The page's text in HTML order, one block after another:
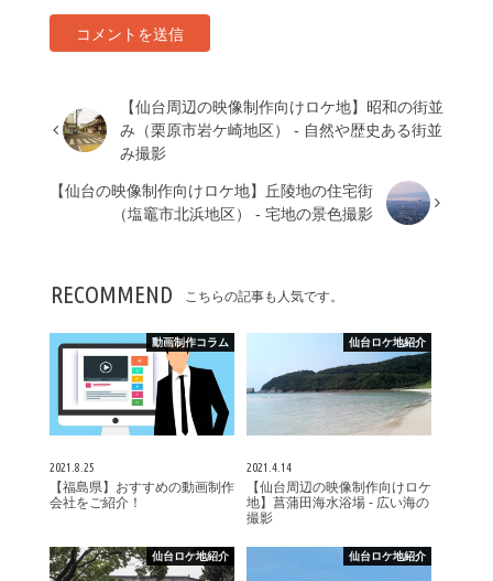
【仙台周辺の映像制作向けロケ地】昭和の街並
み（栗原市岩ケ崎地区） - 自然や歴史ある街並
み撮影
【仙台の映像制作向けロケ地】丘陵地の住宅街
（塩竈市北浜地区） - 宅地の景色撮影
RECOMMEND こちらの記事も人気です。
動画制作コラム
2021.8.25
【福島県】おすすめの動画制作
会社をご紹介！
仙台ロケ地紹介
2021.4.14
【仙台周辺の映像制作向けロケ
地】菖蒲田海水浴場 - 広い海の
撮影
仙台ロケ地紹介 仙台ロケ地紹介